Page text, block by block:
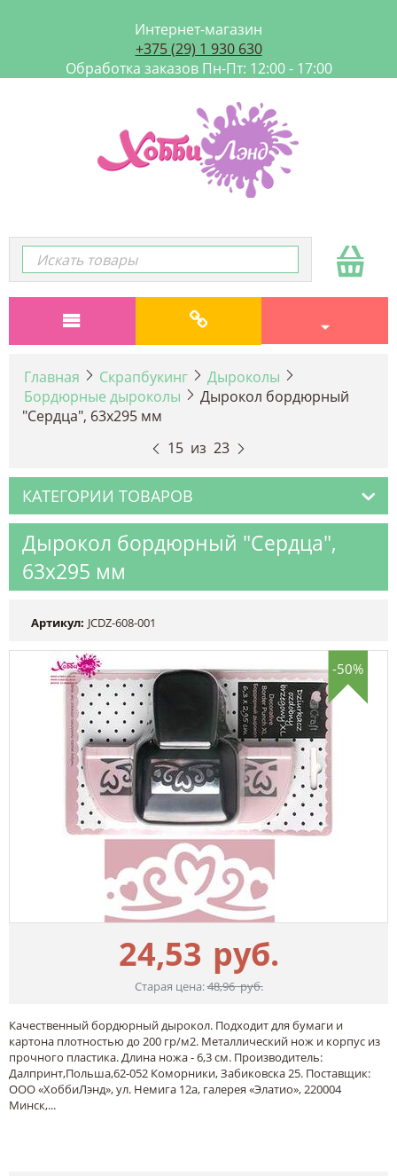
Интернет-магазин
+375 (29) 1 930 630
Обработка заказов Пн-Пт: 12:00 - 17:00
Главная Скрапбукинг
Дыроколы
Бордюрные дыроколы
Дырокол бордюрный
"Сердца", 63х295 мм
15 из 23
КАТЕГОРИИ ТОВАРОВ
Дырокол бордюрный "Сердца",
63х295 мм
Артикул: JCDZ-608-001
-50%
24,53 руб.
Старая цена:48,96руб.
Качественный бордюрный дырокол. Подходит для бумаги и
картона плотностью до 200 гр/м2. Металлический нож и корпус из
прочного пластика. Длина ножа - 6,3 см. Производитель:
Далпринт,Польша,62-052 Коморники, Забиковска 25. Поставщик:
ООО «ХоббиЛэнд», ул. Немига 12а, галерея «Элатио», 220004
Минск,...